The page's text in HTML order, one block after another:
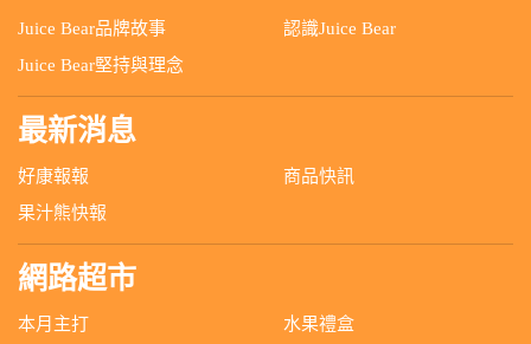
Juice Bear品牌故事
認識Juice Bear
Juice Bear堅持與理念
最新消息
好康報報
商品快訊
果汁熊快報
網路超市
本月主打 水果禮盒